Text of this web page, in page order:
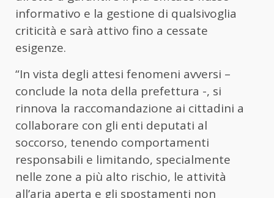
informativo e la gestione di qualsivoglia
criticità e sarà attivo fino a cessate
esigenze.
“In vista degli attesi fenomeni avversi –
conclude la nota della prefettura -, si
rinnova la raccomandazione ai cittadini a
collaborare con gli enti deputati al
soccorso, tenendo comportamenti
responsabili e limitando, specialmente
nelle zone a più alto rischio, le attività
all’aria aperta e gli spostamenti non